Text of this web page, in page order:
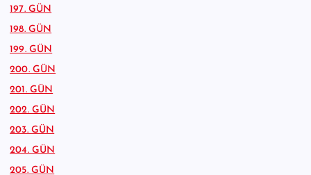
197. GÜN
198. GÜN
199. GÜN
200. GÜN
201. GÜN
202. GÜN
203. GÜN
204. GÜN
205. GÜN